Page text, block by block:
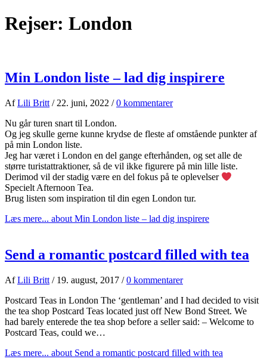
Rejser: London
Min London liste – lad dig inspirere
AfLili Britt / 22. juni, 2022 / 0 kommentarer
Nu går turen snart til London.
Og jeg skulle gerne kunne krydse de fleste af omstående punkter af
på min London liste.
Jeg har været i London en del gange efterhånden, og set alle de
større turistattraktioner, så de vil ikke figurere på min lille liste.
Derimod vil der stadig være en del fokus på te oplevelser
Specielt Afternoon Tea.
Brug listen som inspiration til din egen London tur.
Læs mere... about Min London liste – lad dig inspirere
Send a romantic postcard filled with tea
AfLili Britt / 19. august, 2017 / 0 kommentarer
Postcard Teas in London The ‘gentleman’ and I had decided to visit
the tea shop Postcard Teas located just off New Bond Street. We
had barely enterede the tea shop before a seller said: – Welcome to
Postcard Teas, could we…
Læs mere... about Send a romantic postcard filled with tea